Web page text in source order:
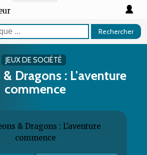
Rechercher
JEUX DE SOCIÉTÉ
Dragons : L'aventure
commence